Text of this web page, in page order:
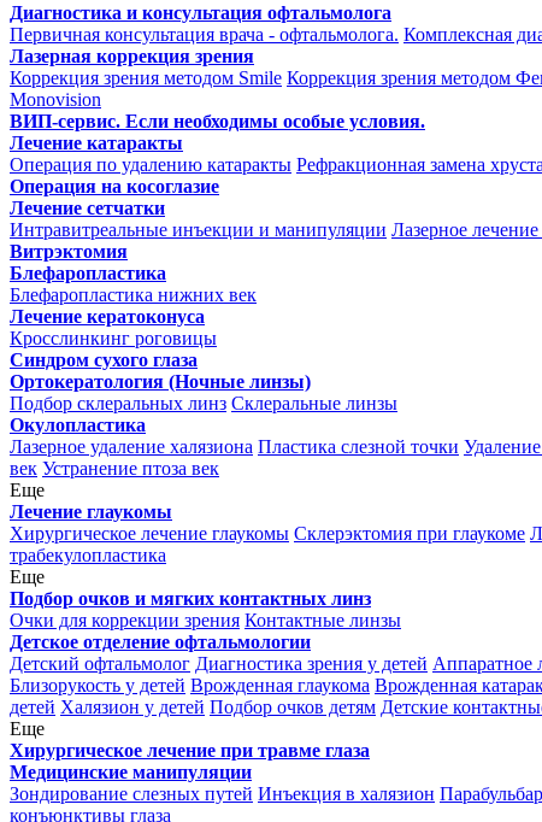
Диагностика и консультация офтальмолога
Первичная консультация врача - офтальмолога. Комплексная
Лазерная коррекция зрения
Коррекция зрения методом Smile Коррекция зрения методом
Monovision
ВИП-сервис. Если необходимы особые условия.
Лечение катаракты
Операция по удалению катаракты Рефракционная замена
Операция на косоглазие
Лечение сетчатки
Интравитреальные инъекции и манипуляции Лазерное лечение
Витрэктомия
Блефаропластика
Блефаропластика нижних век
Лечение кератоконуса
Кросслинкинг роговицы
Синдром сухого глаза
Ортокератология (Ночные линзы)
Подбор склеральных линз Склеральные линзы
Окулопластика
Лазерное удаление халязиона Пластика слезной точки
век Устранение птоза век
Еще
Лечение глаукомы
Хирургическое лечение глаукомы Склерэктомия при глаукоме
трабекулопластика
Еще
Подбор очков и мягких контактных линз
Очки для коррекции зрения Контактные линзы
Детское отделение офтальмологии
Детский офтальмолог Диагностика зрения у детей Аппаратное
Близорукость у детей Врожденная глаукома Врожденная
детей Халязион у детей Подбор очков детям Детские
Еще
Хирургическое лечение при травме глаза
Медицинские манипуляции
Зондирование слезных путей Инъекция в халязион
конъюнктивы глаза